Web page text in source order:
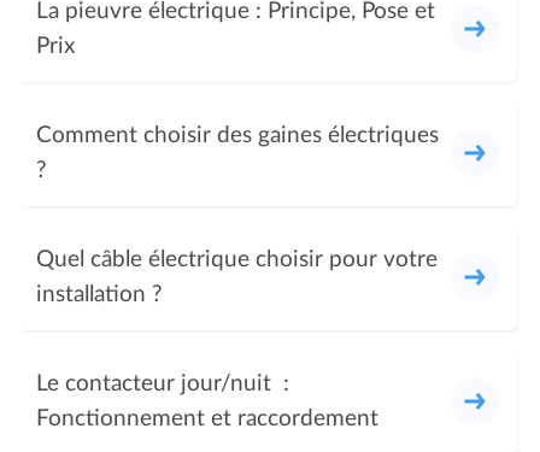
La pieuvre électrique : Principe, Pose et
Prix
Comment choisir des gaines électriques
?
Quel câble électrique choisir pour votre
installation ?
Le contacteur jour/nuit :
Fonctionnement et raccordement